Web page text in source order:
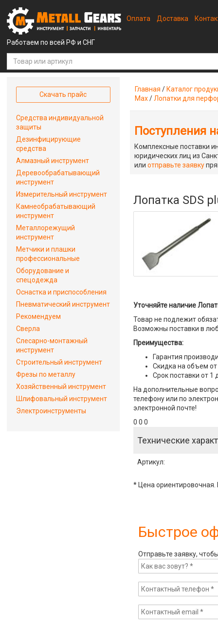
Работаем по всей РФ и СНГ
Оплата Доставка
Главная / Каталог
Max/ Лопатки для
Поступления
Комплексные поставки
юридических лиц из
илиотправьте заявку
Лопатка SDS
Уточняйте наличие
Товар не подлежит
Возможны поставки в
Преимущества:
Гарантия
Скидка на объем от
Срок поставки от 1
На дополнительные
телефону или по
электронной почте!
0 0 0
Технические
Артикул:
* Цена ориентировочная.
Быстрое
Отправьте заявку,
Скачать прайс
Средства индивидуальной
защиты
Дезинфицирующие
средства
Алмазный инструмент
Деревообрабатывающий
инструмент
Измерительный инструмент
Камнеобрабатывающий
инструмент
Металлорежущий
инструмент
Метчики и плашки
профессиональные
Оборудование и
спецодежда
Оснастка и приспособления
Пневматический инструмент
Рекомендуем
Сверла
Слесарно-монтажный
инструмент
Строительный инструмент
Фрезы по металлу
Хозяйственный инструмент
Шлифовальный инструмент
Электроинструменты